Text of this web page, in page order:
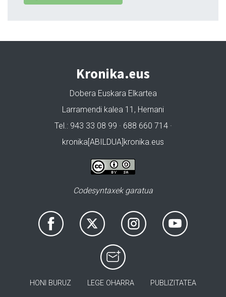
Kronika.eus
Dobera Euskara Elkartea
Larramendi kalea 11, Hernani
Tel.: 943 33 08 99 · 688 660 714 ·
kronika[ABILDUA]kronika.eus
Codesyntaxek garatua
HONI BURUZ LEGE OHARRA PUBLIZITATEA